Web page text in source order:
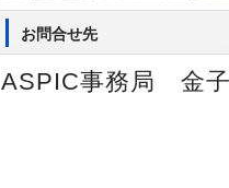
お問合せ先
ASPIC事務局 金